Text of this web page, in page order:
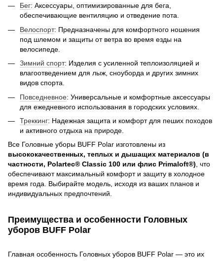
Бег: Аксессуары, оптимизированные для бега,
обеспечивающие вентиляцию и отведение пота.
Велоспорт: Предназначены для комфортного ношения
под шлемом и защиты от ветра во время езды на
велосипеде.
Зимний спорт: Изделия с усиленной теплоизоляцией и
влагоотведением для лыж, сноуборда и других зимних
видов спорта.
Повседневное: Универсальные и комфортные аксессуары
для ежедневного использования в городских условиях.
Треккинг: Надежная защита и комфорт для пеших походов
и активного отдыха на природе.
Все Головные уборы BUFF Polar изготовлены из
высококачественных, теплых и дышащих материалов (в
частности, Polartec® Classic 100 или флис Primaloft®), что
обеспечивают максимальный комфорт и защиту в холодное
время года. Выбирайте модель, исходя из ваших планов и
индивидуальных предпочтений.
Преимущества и особенности Головных
уборов BUFF Polar
Главная особенность Головных уборов BUFF Polar — это их